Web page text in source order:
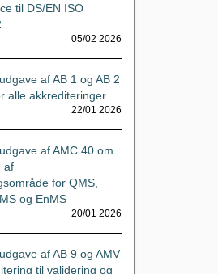
til DS/EN ISO
05/02 2026
af AB 1 og AB 2
alle akkrediteringer
22/01 2026
af AMC 40 om
af
for QMS,
og EnMS
20/01 2026
af AB 9 og AMV
til validering og